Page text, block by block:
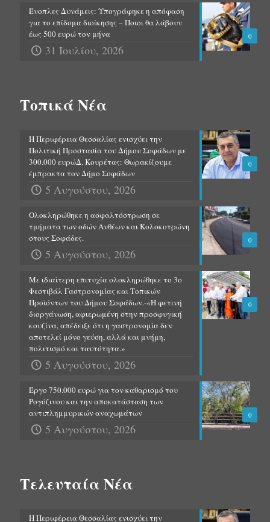
0
Ένοπλες Δυνάμεις: Υπογράφηκε η απόφαση
για το επίδομα διοίκησης – Ποιοι θα λάβουν
έως 500 ευρώ τον μήνα
31 Ιουλίου, 2026
Τοπικά Νέα
0
Η Περιφέρεια Θεσσαλίας ενισχύει την
Πολιτική Προστασία του Δήμου Σοφάδων με
300.000 ευρώΔ. Κουρέτας: Θωρακίζουμε
έμπρακτα τον Δήμο Σοφάδων
5 Αυγούστου, 2026
0
Ολοκληρώθηκε η ασφαλτόστρωση σε
τμήματα των οδών Ανθέων και Κολοκοτρώνη
στους Σοφάδες.
5 Αυγούστου, 2026
0
Με ιδιαίτερη επιτυχία ολοκληρώθηκε το 3ο
Φεστιβάλ Γαστρονομίας και Τοπικών
Προϊόντων του Δήμου Σοφάδων.-«Η φετινή
διοργάνωση, αφιερωμένη στην προσφυγική
κουζίνα, απέδειξε ότι η γαστρονομία δεν
αποτελεί μόνο γεύση, αλλά και μνήμη,
πολιτισμό και ταυτότητα.»
5 Αυγούστου, 2026
0
Έργο 750.000 ευρώ για τον καθαρισμό του
Ρογόζινου και την αποκατάσταση των
αντιπλημμυρικών αναχωμάτων
5 Αυγούστου, 2026
Τελευταία Νέα
Η Περιφέρεια Θεσσαλίας ενισχύει την